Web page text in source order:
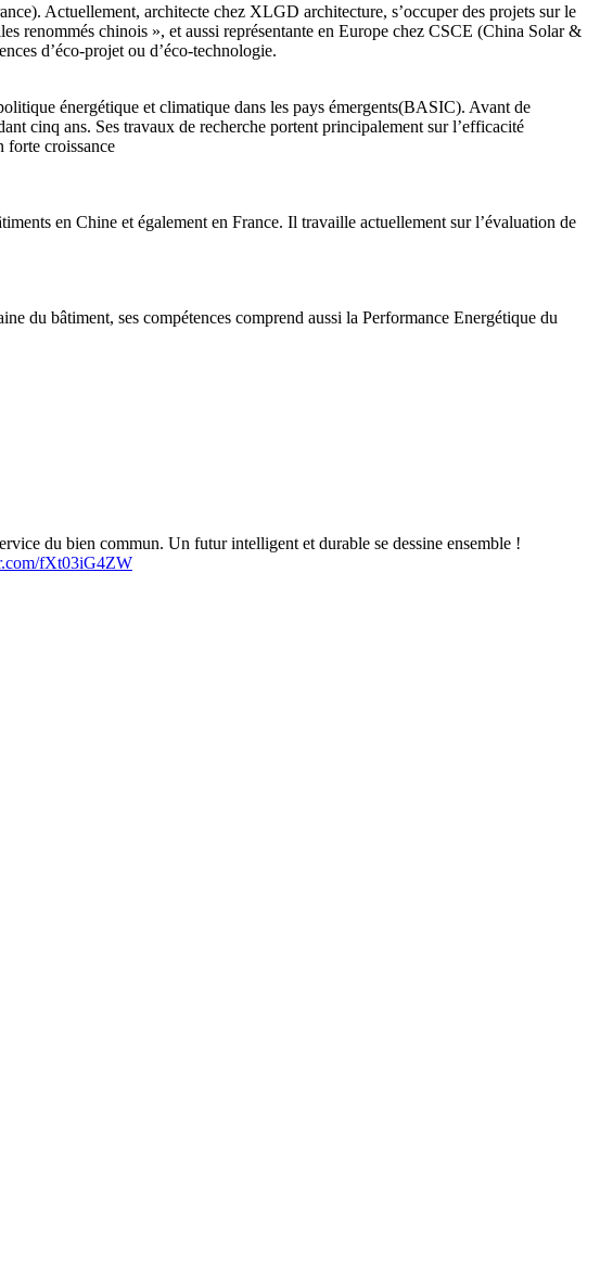
Actuellement, architecte chez XLGD architecture, s’occuper des projets sur le
renommés chinois », et aussi représentante en Europe chez CSCE (China Solar &
d’éco-projet ou d’éco-technologie.
énergétique et climatique dans les pays émergents(BASIC). Avant de
cinq ans. Ses travaux de recherche portent principalement sur l’efficacité
forte croissance
en Chine et également en France. Il travaille actuellement sur l’évaluation de
bâtiment, ses compétences comprend aussi la Performance Energétique du
du bien commun. Un futur intelligent et durable se dessine ensemble !
fXt03iG4ZW